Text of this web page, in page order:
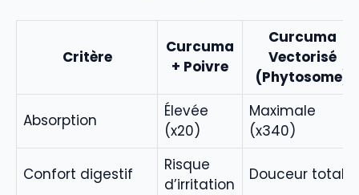
Critère
Curcuma
+ Poivre
Curcuma
Vectorisé
(Phytosome)
Absorption
Élevée
(x20)
Maximale
(x340)
Confort digestif
Risque
d’irritation
Douceur totale